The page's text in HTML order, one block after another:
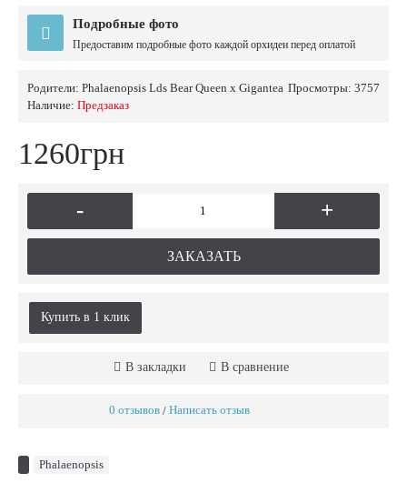
Подробные фото
Предоставим подробные фото каждой орхидеи перед оплатой
Просмотры: 3757
Родители: Phalaenopsis Lds Bear Queen x Gigantea
Наличие: Предзаказ
1260грн
- +
ЗАКАЗАТЬ
Купить в 1 клик
В закладки В сравнение
0 отзывов / Написать отзыв
Phalaenopsis